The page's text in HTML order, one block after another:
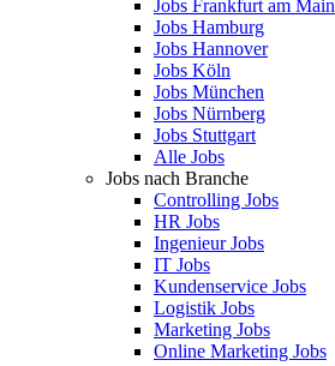
Jobs Frankfurt am Main
Jobs Hamburg
Jobs Hannover
Jobs Köln
Jobs München
Jobs Nürnberg
Jobs Stuttgart
Alle Jobs
Jobs nach Branche
Controlling Jobs
HR Jobs
Ingenieur Jobs
IT Jobs
Kundenservice Jobs
Logistik Jobs
Marketing Jobs
Online Marketing Jobs